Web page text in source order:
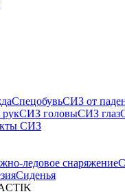
СпецобувьСИЗ от
СИЗ головыСИЗ глаз
СИЗ
ледовое снаряжение
Сиденья